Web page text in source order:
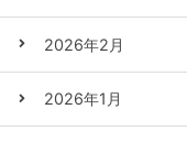
2026年2月
2026年1月